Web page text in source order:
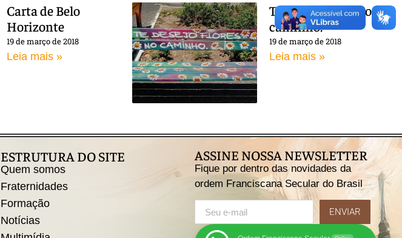
Carta de Belo
Horizonte
19 de março de 2018
Leia mais »
Te desejo flores no
caminho!
19 de março de 2018
Leia mais »
ESTRUTURA DO SITE
Quem somos
Fraternidades
Formação
Notícias
ASSINE NOSSA NEWSLETTER
Fique por dentro das novidades da
ordem Franciscana Secular do Brasil
ENVIAR